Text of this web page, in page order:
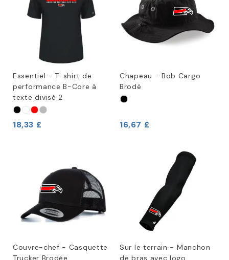
Essentiel - T-shirt de
performance B-Core à
texte divisé 2
18,33 £
Chapeau - Bob Cargo
Brodé
16,67 £
Couvre-chef - Casquette
Sur le terrain - Manchon